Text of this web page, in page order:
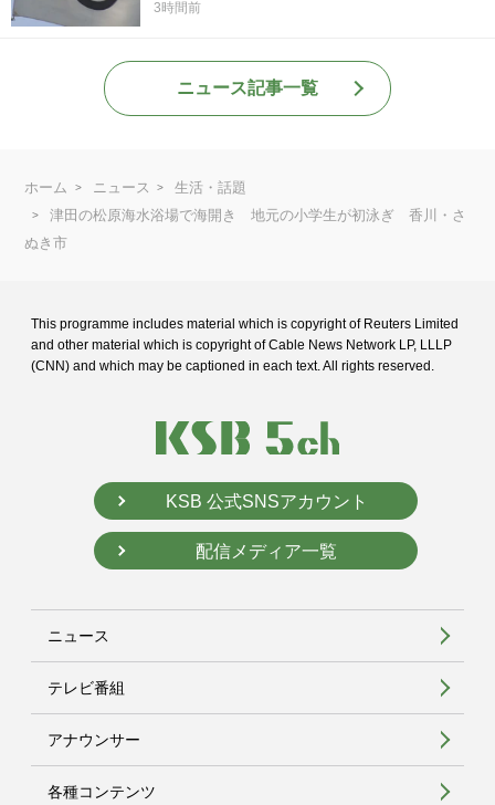
3時間前
ニュース記事一覧
ホーム ニュース
生活・話題
津田の松原海水浴場で海開き 地元の小学生が初泳ぎ 香川・さ
ぬき市
This programme includes material which is copyright of Reuters Limited
and other material which is copyright of Cable News Network LP, LLLP
(CNN) and which may be captioned in each text. All rights reserved.
KSB 公式SNSアカウント
配信メディア一覧
ニュース
テレビ番組
アナウンサー
各種コンテンツ